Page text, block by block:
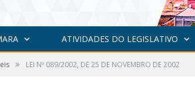
ATIVIDADES DO LEGISLATIVO
» LEI Nº 089/2002, DE 25 DE NOVEMBRO DE 2002